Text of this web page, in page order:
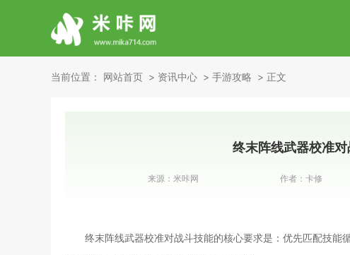
当前位置： 网站首页 资讯中心 手游攻略 正文
终末阵线武器校准
来源： 米咔网 作者： 卡修
终末阵线武器校准对战斗技能的核心要求是：优先匹配技